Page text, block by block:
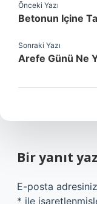
Önceki Yazı
Betonun Içine
Sonraki Yazı
Arefe Günü Ne
Bir yanıt
E-posta
* ile